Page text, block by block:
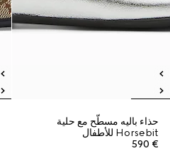
حذاء باليه مسطّح مع حلية
Horsebit للأطفال
€ 590